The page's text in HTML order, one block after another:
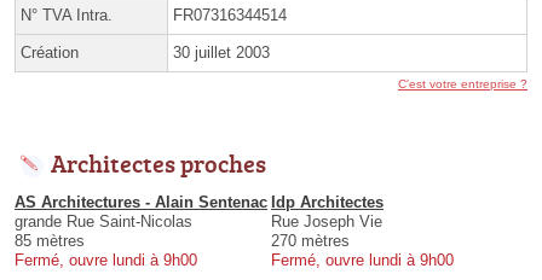
N° TVA Intra. FR07316344514
Création 30 juillet 2003
C'est votre entreprise ?
Architectes proches
AS Architectures - Alain Sentenac
grande Rue Saint-Nicolas
85 mètres
Fermé, ouvre lundi à 9h00
Idp Architectes
Rue Joseph Vie
270 mètres
Fermé, ouvre lundi à 9h00